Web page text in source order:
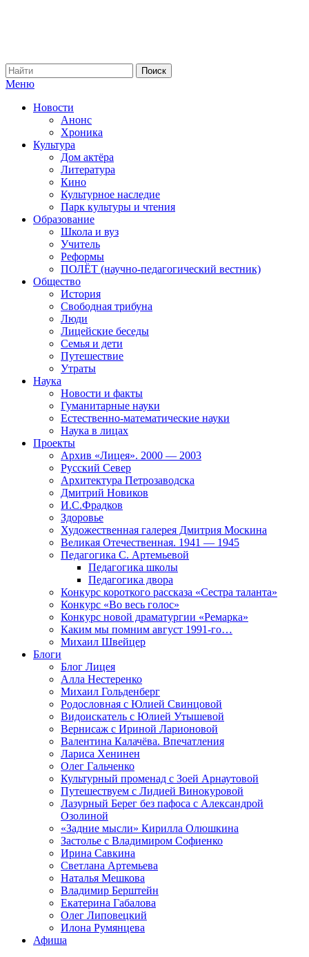
Меню
Новости
Анонс
Хроника
Культура
Дом актёра
Литература
Кино
Культурное наследие
Парк культуры и чтения
Образование
Школа и вуз
Учитель
Реформы
ПОЛЁТ (научно-педагогический вестник)
Общество
История
Свободная трибуна
Люди
Лицейские беседы
Семья и дети
Путешествие
Утраты
Наука
Новости и факты
Гуманитарные науки
Естественно-математические науки
Наука в лицах
Проекты
Архив «Лицея». 2000 — 2003
Русский Север
Архитектура Петрозаводска
Дмитрий Новиков
И.С.Фрадков
Здоровье
Художественная галерея Дмитрия Москина
Великая Отечественная. 1941 — 1945
Педагогика С. Артемьевой
Педагогика школы
Педагогика двора
Конкурс короткого рассказа «Сестра таланта»
Конкурс «Во весь голос»
Конкурс новой драматургии «Ремарка»
Каким мы помним август 1991-го…
Михаил Швейцер
Блоги
Блог Лицея
Алла Нестеренко
Михаил Гольденберг
Родословная с Юлией Свинцовой
Видоискатель с Юлией Утышевой
Вернисаж с Ириной Ларионовой
Валентина Калачёва. Впечатления
Лариса Хенинен
Олег Гальченко
Культурный променад с Зоей Арнаутовой
Путешествуем с Лидией Винокуровой
Лазурный Берег без пафоса с Александрой
Озолиной
«Задние мысли» Кирилла Олюшкина
Застолье с Владимиром Софиенко
Ирина Савкина
Светлана Артемьева
Наталья Мешкова
Владимир Берштейн
Екатерина Габалова
Олег Липовецкий
Илона Румянцева
Афиша